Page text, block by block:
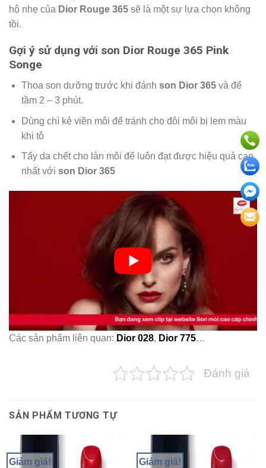
hộ nhẹ của Dior Rouge 365 sẽ là một sự lựa chọn không
tồi.
Gợi ý sử dụng với son Dior Rouge 365 Pink
Songe
Thoa son dưỡng trước khi đánh son Dior 365và để
tầm 2 – 3 phút.
Dùng chì kẻ viền môi để tránh cho đôi môi bị lem màu
khi tô
Tẩy da chết cho làn môi để luôn đạt được hiệu quả cao
nhất với son Dior 365
Các sản phẩm liên quan: Dior 028, Dior 775…
Đánh giá
SẢN PHẨM TƯƠNG TỰ
Giảm giá! Giảm giá!